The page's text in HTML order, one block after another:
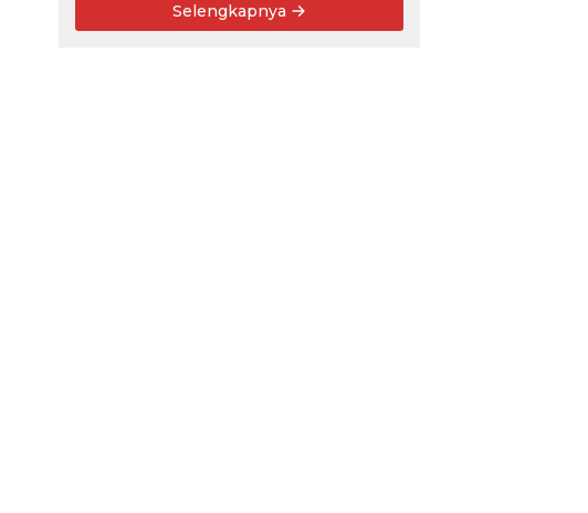
Selengkapnya